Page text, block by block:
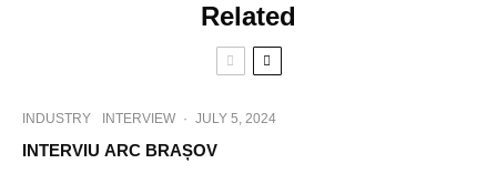
Related
INDUSTRY INTERVIEW · JULY 5, 2024
INTERVIU ARC BRAȘOV